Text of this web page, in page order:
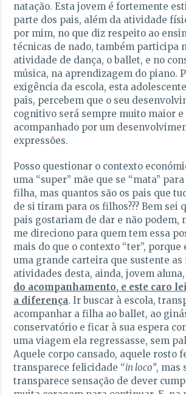
natação. Esta jovem é fortemente
parte dos pais, além da atividade
por mim, no que diz respeito ao
técnicas de nado, também participa
atividade de dança, o ballet, e no
música, na aprendizagem do piano.
exigência da escola, esta
pais, percebem que o seu
cognitivo será sempre muito maior e
acompanhado por um
expressões.
Posso questionar o contexto
uma “super” mãe que se “mata”
filha, mas quantos são os pais que
de si tiram para os filhos??? Bem sei
pais gostariam de dar e não podem,
me direciono para quem tem essa
mais do que o contexto “ter”, porque
uma grande carteira que sustente
atividades desta, ainda, jovem aluna,
do acompanhamento, e este caro
a diferença. Ir buscar à escola,
acompanhar a filha ao ballet, ao
conservatório e ficar à sua espera
uma viagem ela regressasse, sem
Aquele corpo cansado, aquele rosto
transparece felicidade “in loco”, mas
transparece sensação de dever